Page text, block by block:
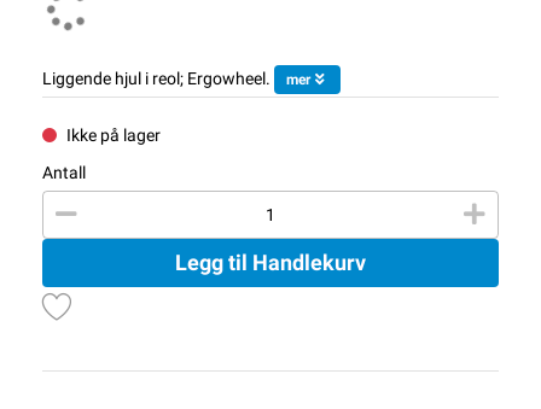
Liggende hjul i reol; Ergowheel. mer
Ikke på lager
Antall
Legg til Handlekurv